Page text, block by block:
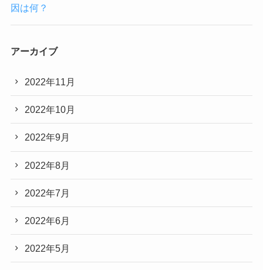
因は何？
アーカイブ
2022年11月
2022年10月
2022年9月
2022年8月
2022年7月
2022年6月
2022年5月